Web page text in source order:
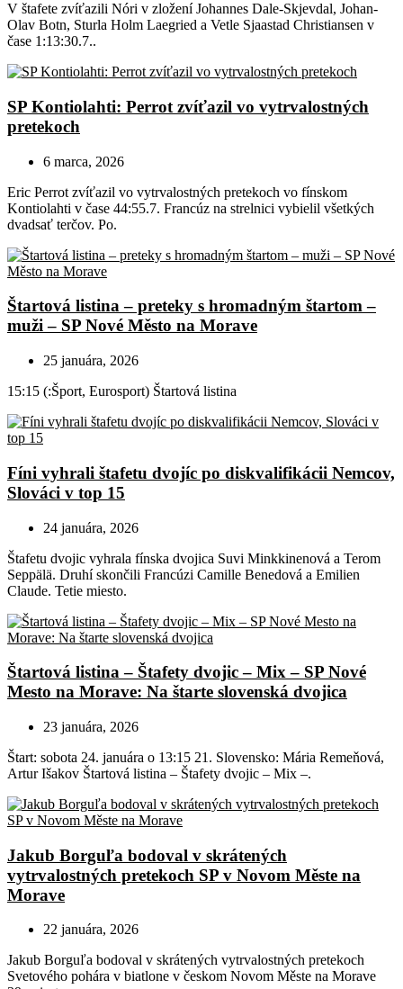
V štafete zvíťazili Nóri v zložení Johannes Dale-Skjevdal, Johan-
Olav Botn, Sturla Holm Laegried a Vetle Sjaastad Christiansen v
čase 1:13:30.7..
SP Kontiolahti: Perrot zvíťazil vo vytrvalostných
pretekoch
6 marca, 2026
Eric Perrot zvíťazil vo vytrvalostných pretekoch vo fínskom
Kontiolahti v čase 44:55.7. Francúz na strelnici vybielil všetkých
dvadsať terčov. Po.
Štartová listina – preteky s hromadným štartom –
muži – SP Nové Město na Morave
25 januára, 2026
15:15 (:Šport, Eurosport) Štartová listina
Fíni vyhrali štafetu dvojíc po diskvalifikácii Nemcov,
Slováci v top 15
24 januára, 2026
Štafetu dvojic vyhrala fínska dvojica Suvi Minkkinenová a Terom
Seppälä. Druhí skončili Francúzi Camille Benedová a Emilien
Claude. Tetie miesto.
Štartová listina – Štafety dvojic – Mix – SP Nové
Mesto na Morave: Na štarte slovenská dvojica
23 januára, 2026
Štart: sobota 24. januára o 13:15 21. Slovensko: Mária Remeňová,
Artur Išakov Štartová listina – Štafety dvojic – Mix –.
Jakub Borguľa bodoval v skrátených
vytrvalostných pretekoch SP v Novom Měste na
Morave
22 januára, 2026
Jakub Borguľa bodoval v skrátených vytrvalostných pretekoch
Svetového pohára v biatlone v českom Novom Měste na Morave